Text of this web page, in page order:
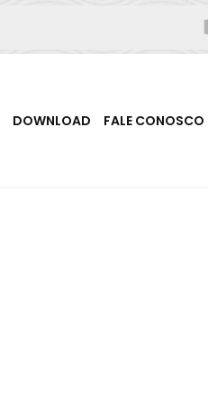
DOWNLOAD FALE CONOSCO